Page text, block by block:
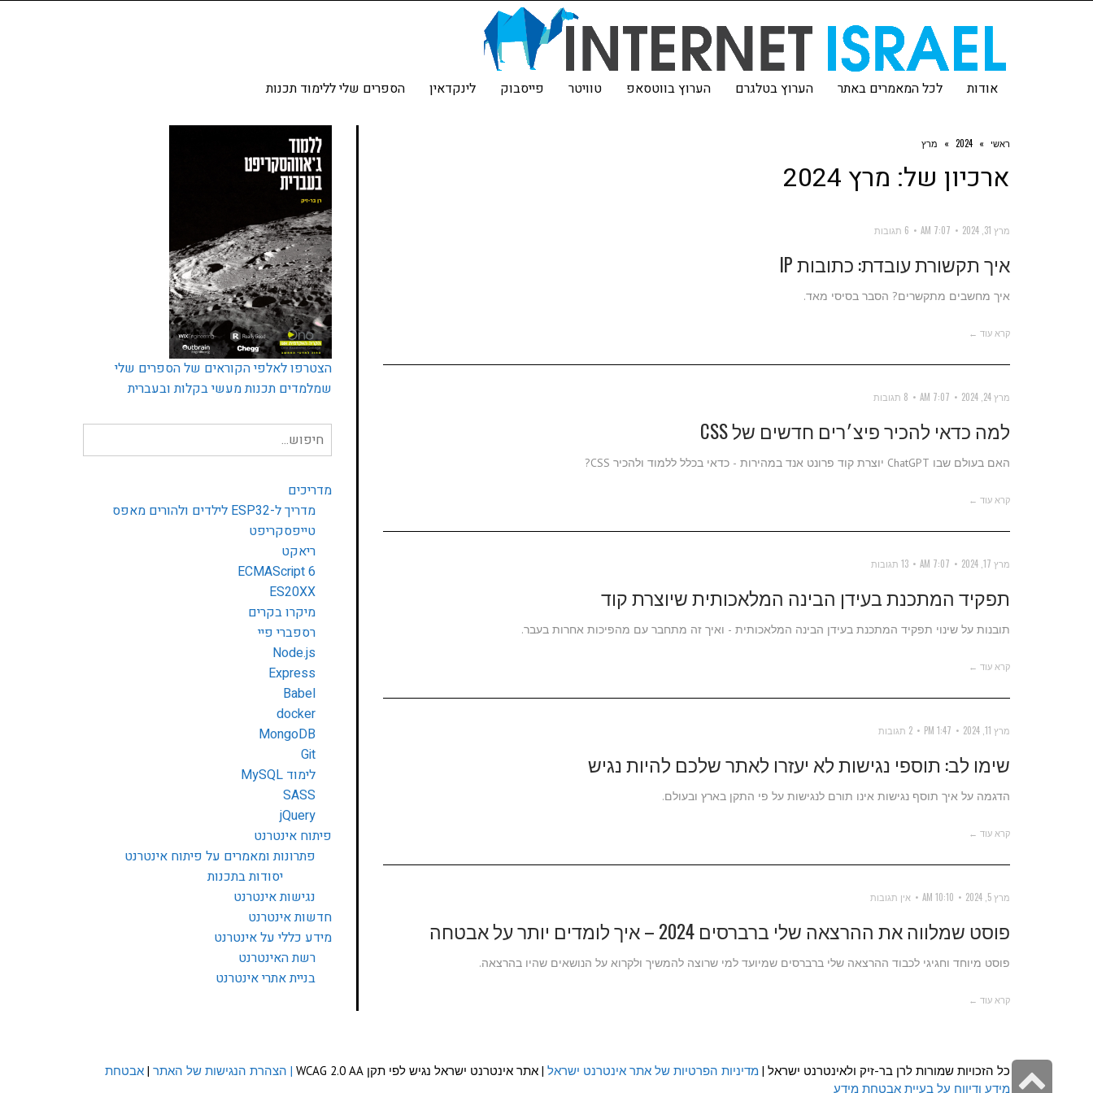
אודות לכל המאמרים באתר הערוץ בטלגרם הערוץ בווטסאפ טוויטר פייסבוק לינקדאין הספרים שלי ללימוד תכנות
ראשי »
2024
» מרץ
ארכיון של: מרץ 2024
מרץ 31, 2024 7:07 AM 6 תגובות
איך תקשורת עובדת: כתובות IP
איך מחשבים מתקשרים? הסבר בסיסי מאד.
קרא עוד ←
מרץ 24, 2024 7:07 AM 8 תגובות
למה כדאי להכיר פיצ׳רים חדשים של CSS
האם בעולם שבו ChatGPT יוצרת קוד פרונט אנד במהירות - כדאי בכלל ללמוד ולהכיר CSS?
קרא עוד ←
מרץ 17, 2024 7:07 AM 13 תגובות
תפקיד המתכנת בעידן הבינה המלאכותית שיוצרת קוד
תובנות על שינוי תפקיד המתכנת בעידן הבינה המלאכותית - ואיך זה מתחבר עם מהפיכות אחרות בעבר.
קרא עוד ←
מרץ 11, 2024 1:47 PM 2 תגובות
שימו לב: תוספי נגישות לא יעזרו לאתר שלכם להיות נגיש
הדגמה על איך תוסף נגישות אינו תורם לנגישות על פי התקן בארץ ובעולם.
קרא עוד ←
מרץ 5, 2024 10:10 AM אין תגובות
פוסט שמלווה את ההרצאה שלי ברברסים 2024 – איך לומדים יותר על אבטחה
פוסט מיוחד וחגיגי לכבוד ההרצאה שלי ברברסים שמיועד למי שרוצה להמשיך ולקרוא על הנושאים שהיו בהרצאה.
קרא עוד ←
הצטרפו לאלפי הקוראים של הספרים שלי
שמלמדים תכנות מעשי בקלות ובעברית
חיפוש
עבור:
מדריכים
מדריך ל-ESP32 לילדים ולהורים מאפס
טייפסקריפט
ריאקט
ECMAScript 6
ES20XX
מיקרו בקרים
רספברי פיי
Node.js
Express
Babel
docker
MongoDB
Git
לימוד MySQL
SASS
jQuery
פיתוח אינטרנט
פתרונות ומאמרים על פיתוח אינטרנט
יסודות בתכנות
נגישות אינטרנט
חדשות אינטרנט
מידע כללי על אינטרנט
רשת האינטרנט
בניית אתרי אינטרנט
כל הזכויות שמורות לרן בר-זיק ולאינטרנט ישראל | מדיניות הפרטיות של אתר אינטרנט ישראל | אתר אינטרנט ישראל נגיש לפי תקן WCAG 2.0 AA | הצהרת הנגישות של האתר | אבטחת
מידע ודיווח על בעיית אבטחת מידע
גלילה